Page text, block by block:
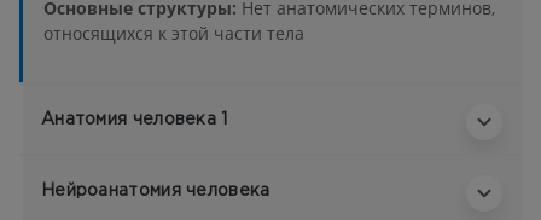
Основные структуры: Нет анатомических терминов,
относящихся к этой части тела
Анатомия человека 1
Нейроанатомия человека